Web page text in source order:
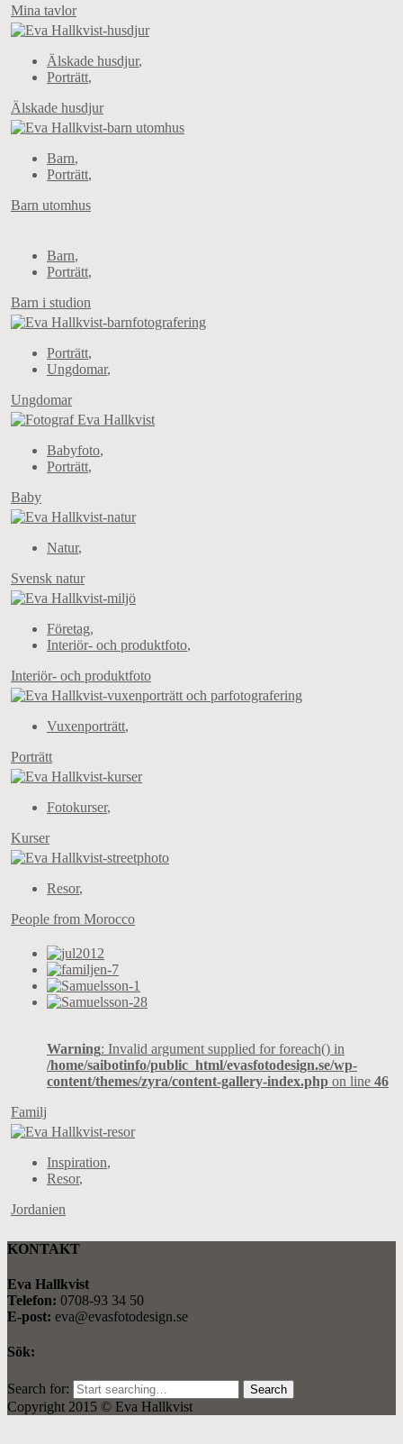
Mina tavlor
Älskade husdjur,
Porträtt,
Älskade husdjur
Barn,
Porträtt,
Barn utomhus
Barn,
Porträtt,
Barn i studion
Porträtt,
Ungdomar,
Ungdomar
Babyfoto,
Porträtt,
Baby
Natur,
Svensk natur
Företag,
Interiör- och produktfoto,
Interiör- och produktfoto
Vuxenporträtt,
Porträtt
Fotokurser,
Kurser
Resor,
People from Morocco
Warning: Invalid argument supplied for foreach() in
/home/saibotinfo/public_html/evasfotodesign.se/wp-
content/themes/zyra/content-gallery-index.php on line 46
Familj
Inspiration,
Resor,
Jordanien
KONTAKT
Eva Hallkvist
Telefon: 0708-93 34 50
E-post: eva@evasfotodesign.se
Sök:
Search for:
Copyright 2015 © Eva Hallkvist